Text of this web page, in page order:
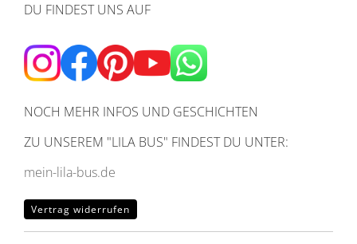
DU FINDEST UNS AUF
NOCH MEHR INFOS UND GESCHICHTEN
ZU UNSEREM "LILA BUS" FINDEST DU UNTER:
mein-lila-bus.de
Vertrag widerrufen